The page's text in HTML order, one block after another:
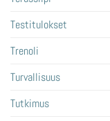
Testitulokset
Trenoli
Turvallisuus
Tutkimus